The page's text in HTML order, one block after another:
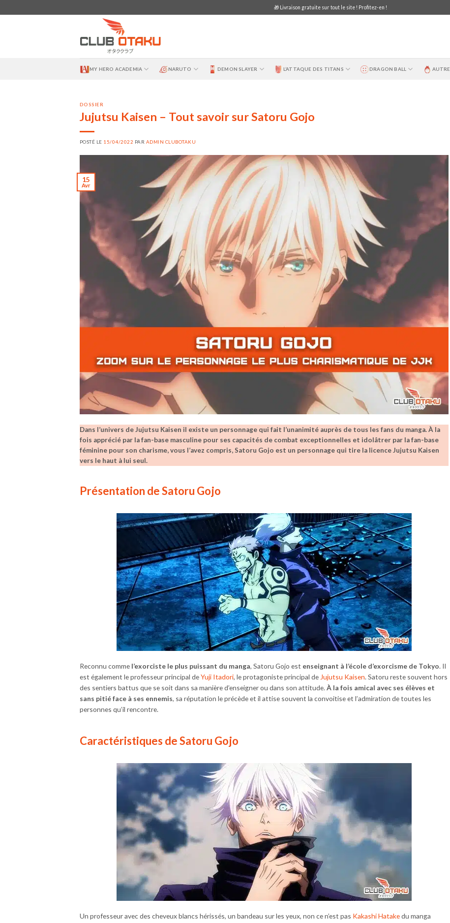
to
🎁 Livraison gratuite sur tout le site ! Profitez-en !
MY HERO ACADEMIA NARUTO DEMON SLAYER L’ATTAQUE DES TITANS DRAGON BALL AUTRE
DOSSIER
Jujutsu Kaisen – Tout savoir sur Satoru Gojo
POSTÉ LE 15/04/2022 PAR ADMIN CLUBOTAKU
15
Avr
Dans l’univers de Jujutsu Kaisen il existe un personnage qui fait l’unanimité auprès de tous les fans du manga. À la
fois apprécié par la fan-base masculine pour ses capacités de combat exceptionnelles et idolâtrer par la fan-base
féminine pour son charisme, vous l’avez compris, Satoru Gojo est un personnage qui tire la licence Jujutsu Kaisen
vers le haut à lui seul.
Présentation de Satoru Gojo
Reconnu comme l’exorciste le plus puissant du manga, Satoru Gojo est enseignant à l’école d’exorcisme de Tokyo. Il
est également le professeur principal deYuji Itadori, le protagoniste principal deJujutsu Kaisen. Satoru reste souvent hors
des sentiers battus que se soit dans sa manière d’enseigner ou dans son attitude.À la fois amical avec ses élèves et
sans pitié face à ses ennemis, sa réputation le précède et il attise souvent la convoitise et l’admiration de toutes les
personnes qu’il rencontre.
Caractéristiques de Satoru Gojo
Un professeur avec des cheveux blancs hérissés, un bandeau sur les yeux, non ce n’est pas Kakashi Hatakedu manga